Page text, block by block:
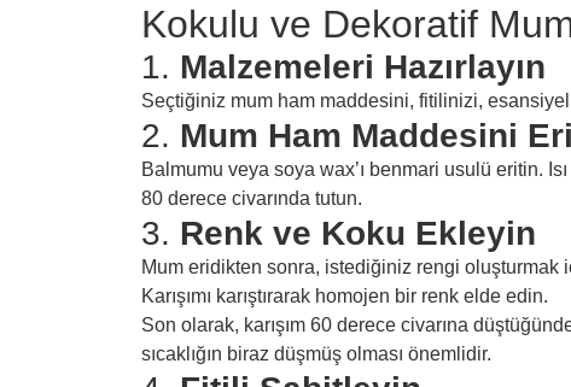
Kokulu ve Dekoratif Mum
1. Malzemeleri Hazırlayın
Seçtiğiniz mum ham maddesini, fitilinizi, esansiyel
2. Mum Ham Maddesini
Balmumu veya soya wax’ı benmari usulü eritin.
80 derece civarında tutun.
3. Renk ve Koku Ekleyin
Mum eridikten sonra, istediğiniz rengi oluşturmak
Karışımı karıştırarak homojen bir renk elde edin.
Son olarak, karışım 60 derece civarına
sıcaklığın biraz düşmüş olması önemlidir.